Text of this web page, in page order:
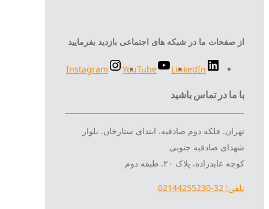
از صفحات ما در شبکه های اجتماعی بازدید بفرمایید
LinkedIn
YouTube
Instagram
با ما در تماس باشید
تهران. فلکه دوم صادقیه. ابتدای ستارخان. بلوار
شهدای صادقیه جنوبی
کوچه عابدزاده. پلاک ۲۰. طبقه دوم
تلفن: 32-02144255230